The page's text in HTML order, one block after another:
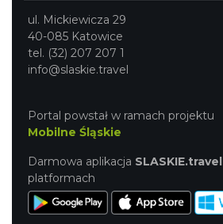
ul. Mickiewicza 29
40-085 Katowice
tel. (32) 207 207 1
info@slaskie.travel
Portal powstał w ramach projektu
Mobilne Śląskie
Darmowa aplikacja SLASKIE.travel
platformach